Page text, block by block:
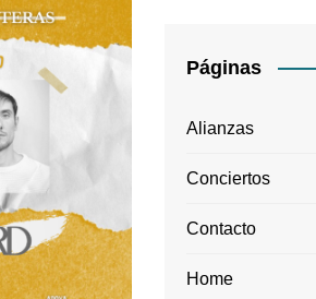
Páginas
Alianzas
Conciertos
Contacto
Home